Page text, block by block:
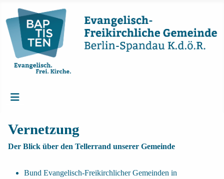
Vernetzung
Der Blick über den Tellerrand unserer Gemeinde
Bund Evangelisch-Freikirchlicher Gemeinden in